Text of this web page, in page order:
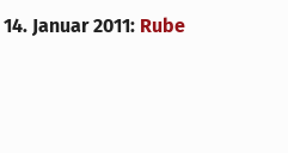
Januar 2011: Rube